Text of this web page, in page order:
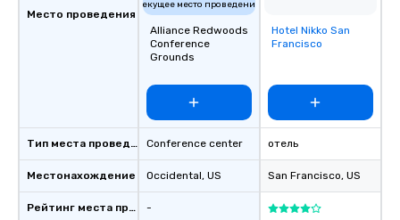
Место проведения
Тип места проведения
Местонахождение
Рейтинг места проведения
Текущее место проведения
Alliance Redwoods
Conference
Grounds
Conference center
Occidental, US
-
Removed from
favorites
Hotel Nikko San
Francisco
отель
San Francisco, US